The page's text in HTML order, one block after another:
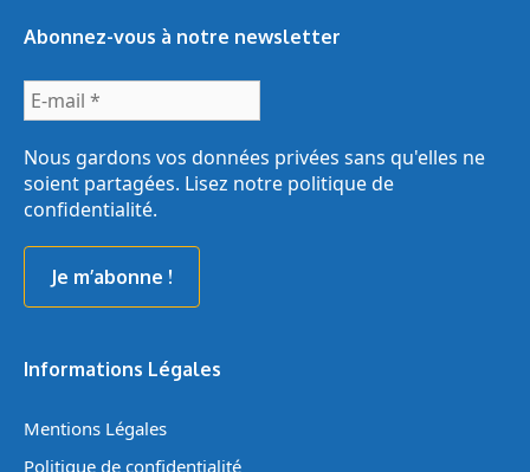
Abonnez-vous à notre newsletter
E-
mail
*Nous gardons vos données privées sans qu'elles ne
soient partagées. Lisez notre politique de
confidentialité.
Informations Légales
Mentions Légales
Politique de confidentialité